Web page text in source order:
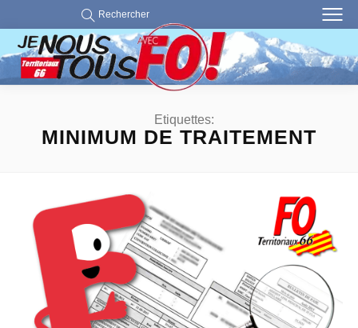
Rechercher
Etiquettes:
MINIMUM DE TRAITEMENT